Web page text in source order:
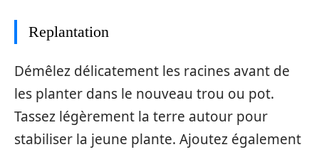
Replantation
Démêlez délicatement les racines avant de
les planter dans le nouveau trou ou pot.
Tassez légèrement la terre autour pour
stabiliser la jeune plante. Ajoutez également